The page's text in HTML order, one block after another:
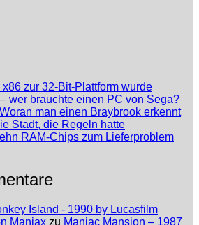
x86 zur 32-Bit-Plattform wurde
wer brauchte einen PC von Sega?
man einen Braybrook erkennt
Stadt, die Regeln hatte
RAM-Chips zum Lieferproblem
Island - 1990 by Lucasfilm
Maniax zu Maniac Mansion – 1987